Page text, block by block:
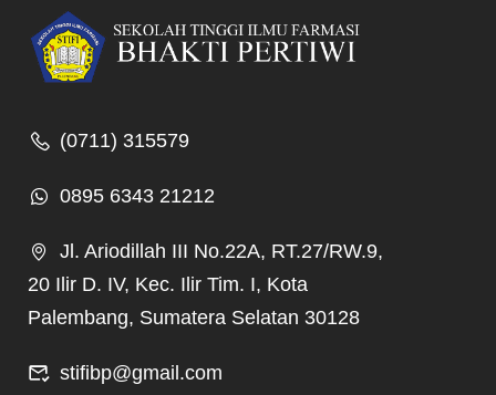
(0711) 315579
0895 6343 21212
Jl. Ariodillah III No.22A, RT.27/RW.9,
20 Ilir D. IV, Kec. Ilir Tim. I, Kota
Palembang, Sumatera Selatan 30128
stifibp@gmail.com